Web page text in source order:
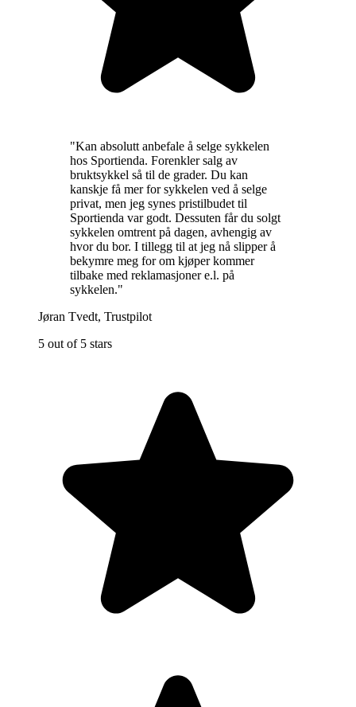
"Kan absolutt anbefale å selge sykkelen
hos Sportienda. Forenkler salg av
bruktsykkel så til de grader. Du kan
kanskje få mer for sykkelen ved å selge
privat, men jeg synes pristilbudet til
Sportienda var godt. Dessuten får du solgt
sykkelen omtrent på dagen, avhengig av
hvor du bor. I tillegg til at jeg nå slipper å
bekymre meg for om kjøper kommer
tilbake med reklamasjoner e.l. på
sykkelen."
Jøran Tvedt, Trustpilot
5 out of 5 stars